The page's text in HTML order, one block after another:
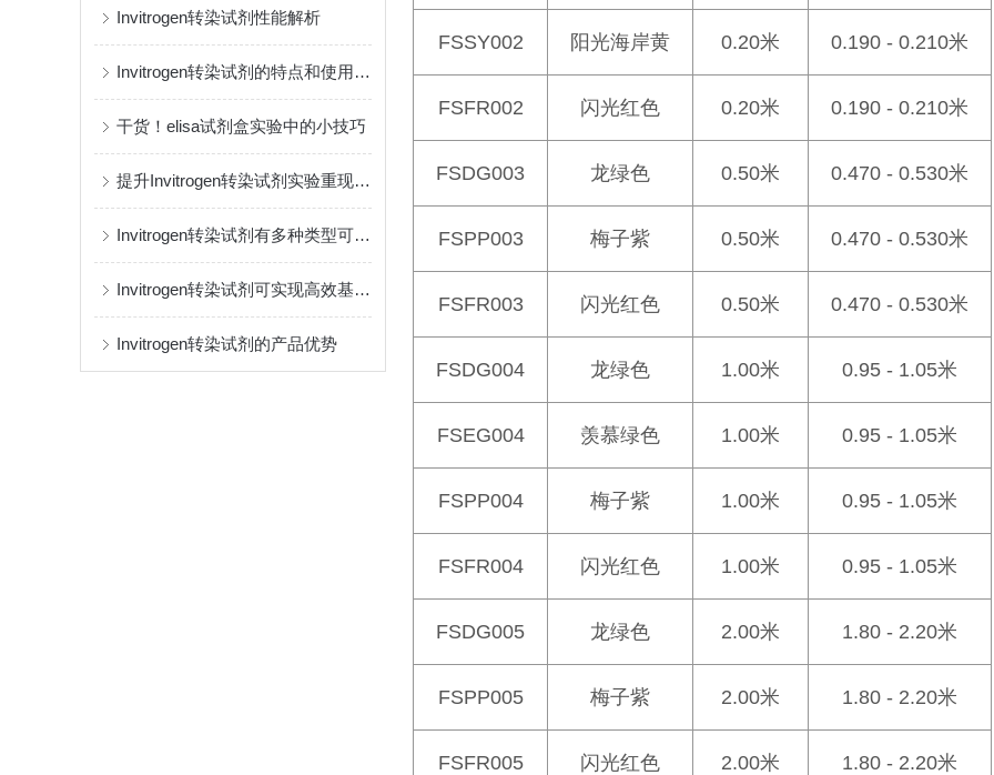
Invitrogen转染试剂性能解析
Invitrogen转染试剂的特点和使用方法
干货！elisa试剂盒实验中的小技巧
提升Invitrogen转染试剂实验重现性，理清容易被忽略的实验变量
Invitrogen转染试剂有多种类型可供选择
Invitrogen转染试剂可实现高效基因转染
Invitrogen转染试剂的产品优势
FSSY002 阳光海岸黄 0.20米 0.190 - 0.210米
FSFR002 闪光红色 0.20米 0.190 - 0.210米
FSDG003 龙绿色 0.50米 0.470 - 0.530米
FSPP003 梅子紫 0.50米 0.470 - 0.530米
FSFR003 闪光红色 0.50米 0.470 - 0.530米
FSDG004 龙绿色 1.00米 0.95 - 1.05米
FSEG004 羡慕绿色 1.00米 0.95 - 1.05米
FSPP004 梅子紫 1.00米 0.95 - 1.05米
FSFR004 闪光红色 1.00米 0.95 - 1.05米
FSDG005 龙绿色 2.00米 1.80 - 2.20米
FSPP005 梅子紫 2.00米 1.80 - 2.20米
FSFR005 闪光红色 2.00米 1.80 - 2.20米